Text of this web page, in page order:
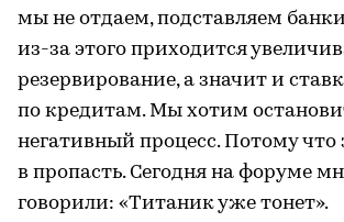
мы не отдаем, подставляем
из-за этого приходится
резервирование, а значит и
по кредитам. Мы хотим
негативный процесс. Потому что
в пропасть. Сегодня на форуме
говорили: «Титаник уже тонет».